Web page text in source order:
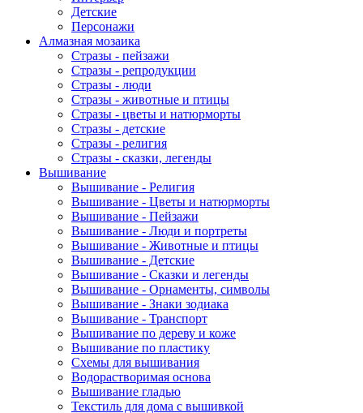
Детские
Персонажи
Алмазная мозаика
Стразы - пейзажи
Стразы - репродукции
Стразы - люди
Стразы - животные и птицы
Стразы - цветы и натюрморты
Стразы - детские
Стразы - религия
Стразы - сказки, легенды
Вышивание
Вышивание - Религия
Вышивание - Цветы и натюрморты
Вышивание - Пейзажи
Вышивание - Люди и портреты
Вышивание - Животные и птицы
Вышивание - Детские
Вышивание - Сказки и легенды
Вышивание - Орнаменты, символы
Вышивание - Знаки зодиака
Вышивание - Транспорт
Вышивание по дереву и коже
Вышивание по пластику
Схемы для вышивания
Водорастворимая основа
Вышивание гладью
Текстиль для дома с вышивкой